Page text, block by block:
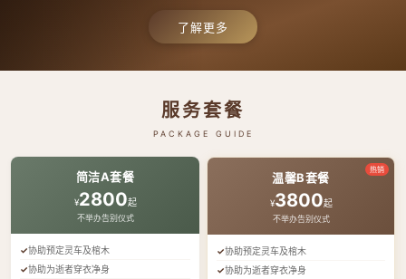
了解更多
服务套餐
PACKAGE GUIDE
简洁A套餐
¥2800起
不举办告别仪式
协助预定灵车及棺木
协助为逝者穿衣净身
热销
温馨B套餐
¥3800起
不举办告别仪式
协助预定灵车及棺木
协助为逝者穿衣净身